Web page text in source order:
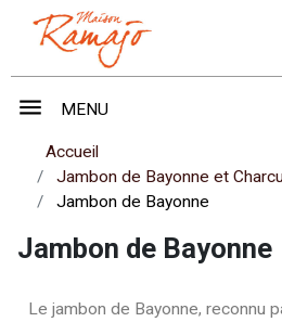
menu MENU
Accueil
Jambon de Bayonne et
Jambon de Bayonne
Jambon de Bayonne
Le jambon de Bayonne, reconnu